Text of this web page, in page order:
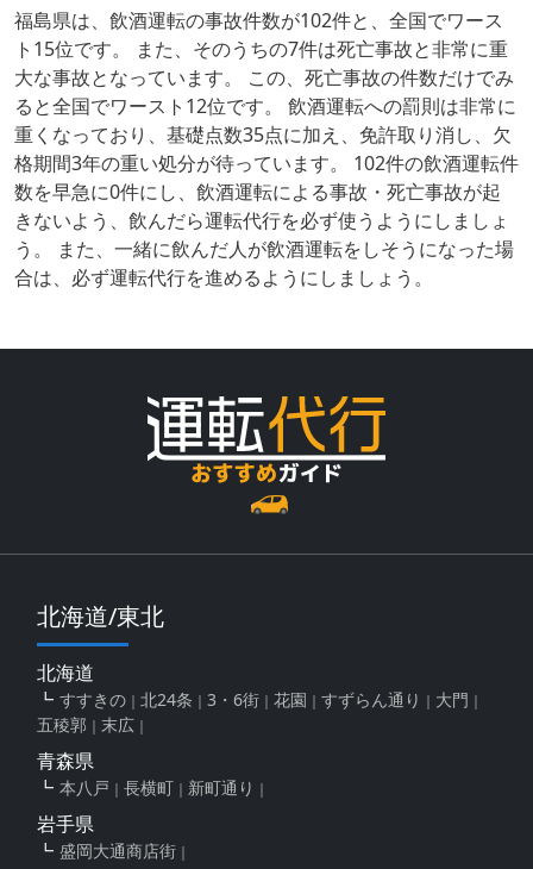
福島県は、飲酒運転の事故件数が102件と、全国でワース
ト15位です。 また、そのうちの7件は死亡事故と非常に重
大な事故となっています。 この、死亡事故の件数だけでみ
ると全国でワースト12位です。 飲酒運転への罰則は非常に
重くなっており、基礎点数35点に加え、免許取り消し、欠
格期間3年の重い処分が待っています。 102件の飲酒運転件
数を早急に0件にし、飲酒運転による事故・死亡事故が起
きないよう、飲んだら運転代行を必ず使うようにしましょ
う。 また、一緒に飲んだ人が飲酒運転をしそうになった場
合は、必ず運転代行を進めるようにしましょう。
北海道/東北
北海道
すすきの 北24条 3・6街 花園 すずらん通り
大門
五稜郭
末広
青森県
本八戸 長横町 新町通り
岩手県
盛岡大通商店街